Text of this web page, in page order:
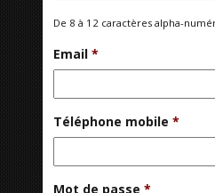
De 8 à 12 caractères alpha-
Email *
Téléphone mobile *
Mot de passe *